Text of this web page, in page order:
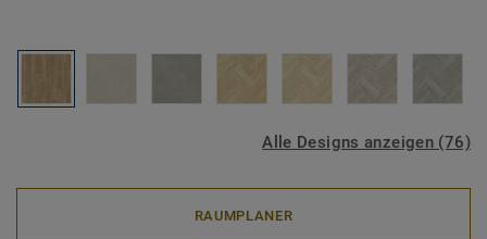
Alle Designs anzeigen (76)
RAUMPLANER